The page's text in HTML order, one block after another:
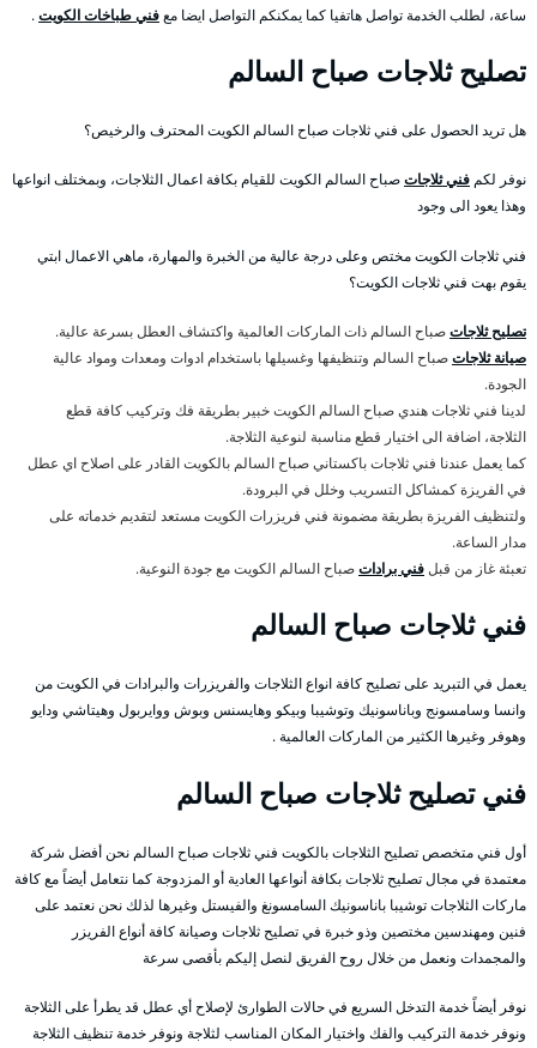
ساعة، لطلب الخدمة تواصل هاتفيا كما يمكنكم التواصل ايضا معفني طباخات الكويت.
تصليح ثلاجات صباح السالم
هل تريد الحصول على فني ثلاجات صباح السالم الكويت المحترف والرخيص؟
نوفر لكم فني ثلاجاتصباح السالم الكويت للقيام بكافة اعمال الثلاجات، وبمختلف انواعها
وهذا يعود الى وجود
فني ثلاجات الكويت مختص وعلى درجة عالية من الخبرة والمهارة، ماهي الاعمال ابتي
يقوم بهت فني ثلاجات الكويت؟
تصليح ثلاجاتصباح السالم ذات الماركات العالمية واكتشاف العطل بسرعة عالية.
صيانة ثلاجاتصباح السالم وتنظيفها وغسيلها باستخدام ادوات ومعدات ومواد عالية
الجودة.
لدينا فني ثلاجات هندي صباح السالم الكويت خبير بطريقة فك وتركيب كافة قطع
الثلاجة، اضافة الى اختيار قطع مناسبة لنوعية الثلاجة.
كما يعمل عندنا فني ثلاجات باكستاني صباح السالم بالكويت القادر على اصلاح اي عطل
في الفريزة كمشاكل التسريب وخلل في البرودة.
ولتنظيف الفريزة بطريقة مضمونة فني فريزرات الكويت مستعد لتقديم خدماته على
مدار الساعة.
تعبئة غاز من قبلفني براداتصباح السالم الكويت مع جودة النوعية.
فني ثلاجات صباح السالم
يعمل في التبريد على تصليح كافة انواع الثلاجات والفريزرات والبرادات في الكويت من
وانسا وسامسونج وباناسونيك وتوشيبا وبيكو وهايسنس وبوش ووايربول وهيتاشي ودايو
وهوفر وغيرها الكثير من الماركات العالمية .
فني تصليح ثلاجات صباح السالم
أول فني متخصص تصليح الثلاجات بالكويت فني ثلاجات صباح السالم نحن أفضل شركة
معتمدة في مجال تصليح ثلاجات بكافة أنواعها العادية أو المزدوجة كما نتعامل أيضاً مع كافة
ماركات الثلاجات توشيبا باناسونيك السامسونغ والفيستل وغيرها لذلك نحن نعتمد على
فنين ومهندسين مختصين وذو خبرة في تصليح ثلاجات وصيانة كافة أنواع الفريزر
والمجمدات ونعمل من خلال روح الفريق لنصل إليكم بأقصى سرعة
نوفر أيضاً خدمة التدخل السريع في حالات الطوارئ لإصلاح أي عطل قد يطرأ على الثلاجة
ونوفر خدمة التركيب والفك واختيار المكان المناسب لثلاجة ونوفر خدمة تنظيف الثلاجة